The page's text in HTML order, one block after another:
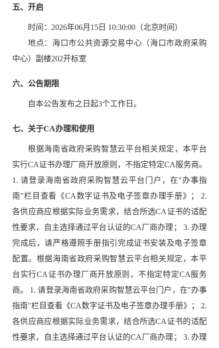
五、开启
时间： 2026年06月15日 10:30:00 （北京时间）
地点： 海口市公共资源交易中心（海口市政府采购
中心）副楼202开标室
六、公告期限
自本公告发布之日起3个工作日。
七、关于CA办理和使用
根据海南省政府采购智慧云平台相关规定，本平台
实行CA证书办理厂商开放原则，不指定特定CA服务商。
1. 请登录海南省政府采购智慧云平台门户，在"办事指
南"栏目查看《CA数字证书及电子签章办理手册》； 2.
各供应商应根据实际业务需求，结合所选CA证书的适配
性要求，自主选择通过平台认证的CA厂商办理； 3. 办理
完成后，请严格遵照手册指引完成证书安装及电子签章
配置。根据海南省政府采购智慧云平台相关规定，本平
台实行CA证书办理厂商开放原则，不指定特定CA服务
商。 1. 请登录海南省政府采购智慧云平台门户，在"办事
指南"栏目查看《CA数字证书及电子签章办理手册》； 2.
各供应商应根据实际业务需求，结合所选CA证书的适配
性要求，自主选择通过平台认证的CA厂商办理； 3. 办理